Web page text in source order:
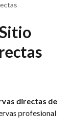
directas de
profesional